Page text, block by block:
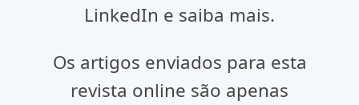
LinkedIn e saiba mais.
Os artigos enviados para esta
revista online são apenas